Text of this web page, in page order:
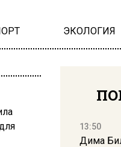
ЭКОЛОГИЯ
13:50
Дима